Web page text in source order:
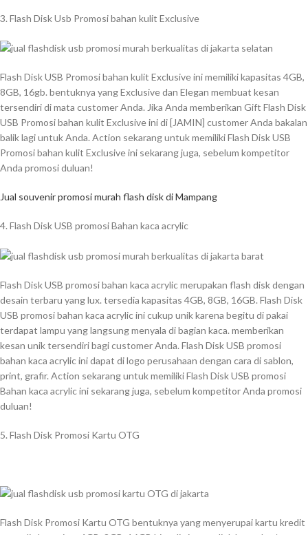
3. Flash Disk Usb Promosi bahan kulit Exclusive
Flash Disk USB Promosi bahan kulit Exclusive ini memiliki kapasitas 4GB,
8GB, 16gb. bentuknya yang Exclusive dan Elegan membuat kesan
tersendiri di mata customer Anda. Jika Anda memberikan Gift Flash Disk
USB Promosi bahan kulit Exclusive ini di [JAMIN] customer Anda bakalan
balik lagi untuk Anda. Action sekarang untuk memiliki Flash Disk USB
Promosi bahan kulit Exclusive ini sekarang juga, sebelum kompetitor
Anda promosi duluan!
Jual souvenir promosi murah flash disk di Mampang
4. Flash Disk USB promosi Bahan kaca acrylic
Flash Disk USB promosi bahan kaca acrylic merupakan flash disk dengan
desain terbaru yang lux. tersedia kapasitas 4GB, 8GB, 16GB. Flash Disk
USB promosi bahan kaca acrylic ini cukup unik karena begitu di pakai
terdapat lampu yang langsung menyala di bagian kaca. memberikan
kesan unik tersendiri bagi customer Anda. Flash Disk USB promosi
bahan kaca acrylic ini dapat di logo perusahaan dengan cara di sablon,
print, grafir. Action sekarang untuk memiliki Flash Disk USB promosi
Bahan kaca acrylic ini sekarang juga, sebelum kompetitor Anda promosi
duluan!
5. Flash Disk Promosi Kartu OTG
Flash Disk Promosi Kartu OTG bentuknya yang menyerupai kartu kredit